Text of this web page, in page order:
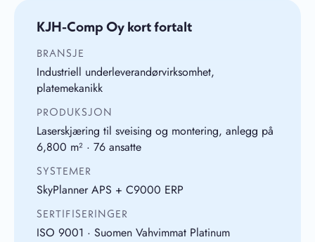
KJH-Comp Oy kort fortalt
BRANSJE
Industriell underleverandørvirksomhet,
platemekanikk
PRODUKSJON
Laserskjæring til sveising og montering, anlegg på
6,800 m² · 76 ansatte
SYSTEMER
SkyPlanner APS + C9000 ERP
SERTIFISERINGER
ISO 9001 · Suomen Vahvimmat Platinum